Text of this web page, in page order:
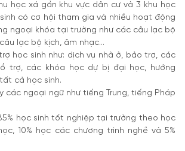
học xá gần khu vực dân cư và 3 khu học
có cơ hội tham gia và nhiều hoạt động
ngoại khóa tại trường như các câu lạc bộ
lạc bộ kịch, âm nhạc…
học sinh như: dịch vụ nhà ở, bảo trợ, các
trợ, các khóa học dự bị đại học, hướng
cả học sinh.
các ngoại ngữ như tiếng Trung, tiếng Pháp
học sinh tốt nghiệp tại trường theo học
10% học các chương trình nghề và 5%